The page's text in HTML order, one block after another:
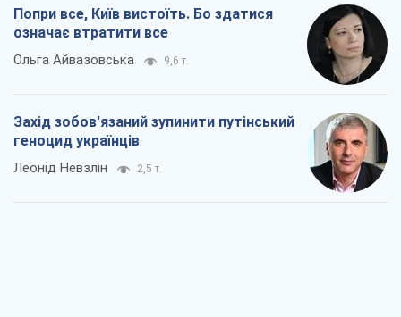
Попри все, Київ вистоїть. Бо здатися
означає втратити все
Ольга Айвазовська 9,6 т.
Захід зобов'язаний зупинити путінський
геноцид українців
Леонід Невзлін 2,5 т.